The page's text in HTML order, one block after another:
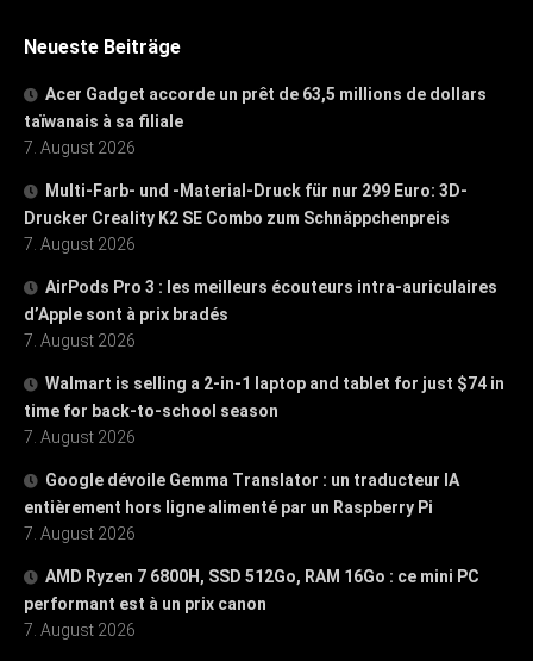
Neueste Beiträge
Acer Gadget accorde un prêt de 63,5 millions de dollars
taïwanais à sa filiale
7. August 2026
Multi-Farb- und -Material-Druck für nur 299 Euro: 3D-
Drucker Creality K2 SE Combo zum Schnäppchenpreis
7. August 2026
AirPods Pro 3 : les meilleurs écouteurs intra-auriculaires
d’Apple sont à prix bradés
7. August 2026
Walmart is selling a 2-in-1 laptop and tablet for just $74 in
time for back-to-school season
7. August 2026
Google dévoile Gemma Translator : un traducteur IA
entièrement hors ligne alimenté par un Raspberry Pi
7. August 2026
AMD Ryzen 7 6800H, SSD 512Go, RAM 16Go : ce mini PC
performant est à un prix canon
7. August 2026